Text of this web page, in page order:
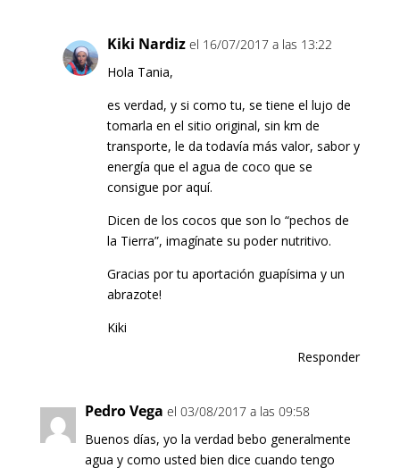
Kiki Nardiz el 16/07/2017 a las 13:22
Hola Tania,
es verdad, y si como tu, se tiene el lujo de
tomarla en el sitio original, sin km de
transporte, le da todavía más valor, sabor y
energía que el agua de coco que se
consigue por aquí.
Dicen de los cocos que son lo “pechos de
la Tierra”, imagínate su poder nutritivo.
Gracias por tu aportación guapísima y un
abrazote!
Kiki
Responder
Pedro Vega el 03/08/2017 a las 09:58
Buenos días, yo la verdad bebo generalmente
agua y como usted bien dice cuando tengo